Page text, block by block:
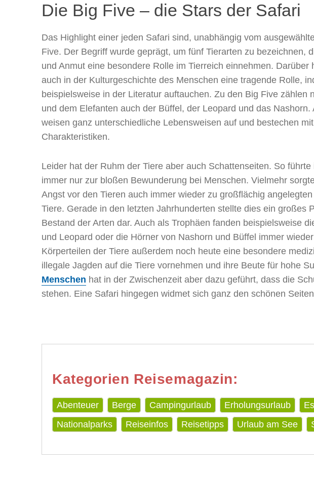
Die Big Five – die Stars der Safari
Das Highlight einer jeden Safari sind, unabhängig vom
Five. Der Begriff wurde geprägt, um fünf Tierarten zu bezeichnen,
und Anmut eine besondere Rolle im Tierreich einnehmen. Darüber
auch in der Kulturgeschichte des Menschen eine tragende Rolle,
beispielsweise in der Literatur auftauchen. Zu den Big Five zählen
und dem Elefanten auch der Büffel, der Leopard und das Nashorn.
weisen ganz unterschiedliche Lebensweisen auf und bestechen
Charakteristiken.
Leider hat der Ruhm der Tiere aber auch Schattenseiten. So
immer nur zur bloßen Bewunderung bei Menschen. Vielmehr
Angst vor den Tieren auch immer wieder zu großflächig
Tiere. Gerade in den letzten Jahrhunderten stellte dies ein großes
Bestand der Arten dar. Auch als Trophäen fanden beispielsweise
und Leopard oder die Hörner von Nashorn und Büffel immer
Körperteilen der Tiere außerdem noch heute eine besondere
illegale Jagden auf die Tiere vornehmen und ihre Beute für hohe
Menschen hat in der Zwischenzeit aber dazu geführt, dass die
stehen. Eine Safari hingegen widmet sich ganz den schönen
Kategorien Reisemagazin:
Abenteuer Berge Campingurlaub Erholungsurlaub
Nationalparks
Reiseinfos Reisetipps Urlaub am See